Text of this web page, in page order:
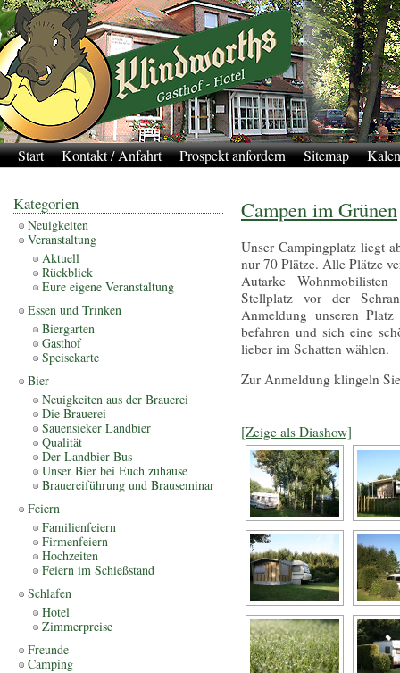
Start Kontakt / Anfahrt Prospekt anfordern Sitemap
Campen im Grünen
Unser Campingplatz liegt
nur 70 Plätze. Alle Plätze
Autarke
Stellplatz vor der
Anmeldung unseren
befahren und sich eine
lieber im Schatten wählen.
Zur Anmeldung klingeln
[Zeige als Diashow]
Kategorien
Neuigkeiten
Veranstaltung
Aktuell
Rückblick
Eure eigene Veranstaltung
Essen und Trinken
Biergarten
Gasthof
Speisekarte
Bier
Neuigkeiten aus der Brauerei
Die Brauerei
Sauensieker Landbier
Qualität
Der Landbier-Bus
Unser Bier bei Euch zuhause
Brauereiführung und Brauseminar
Feiern
Familienfeiern
Firmenfeiern
Hochzeiten
Feiern im Schießstand
Schlafen
Hotel
Zimmerpreise
Freunde
Camping